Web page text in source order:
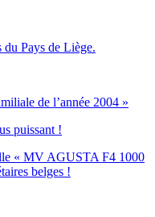
Pays de Liège.
de l’année 2004 »
puissant !
« MV AGUSTA F4 1000
belges !